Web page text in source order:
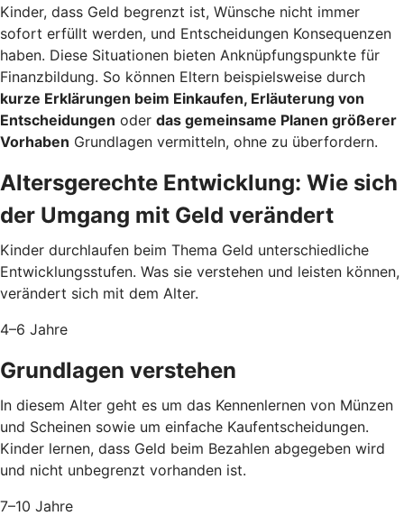
Kinder, dass Geld begrenzt ist, Wünsche nicht immer
sofort erfüllt werden, und Entscheidungen Konsequenzen
haben. Diese Situationen bieten Anknüpfungspunkte für
Finanzbildung. So können Eltern beispielsweise durch
kurze Erklärungen beim Einkaufen, Erläuterung von
Entscheidungen oder das gemeinsame Planen größerer
Vorhaben Grundlagen vermitteln, ohne zu überfordern.
Altersgerechte Entwicklung: Wie sich
der Umgang mit Geld verändert
Kinder durchlaufen beim Thema Geld unterschiedliche
Entwicklungsstufen. Was sie verstehen und leisten können,
verändert sich mit dem Alter.
4–6 Jahre
Grundlagen verstehen
In diesem Alter geht es um das Kennenlernen von Münzen
und Scheinen sowie um einfache Kaufentscheidungen.
Kinder lernen, dass Geld beim Bezahlen abgegeben wird
und nicht unbegrenzt vorhanden ist.
7–10 Jahre